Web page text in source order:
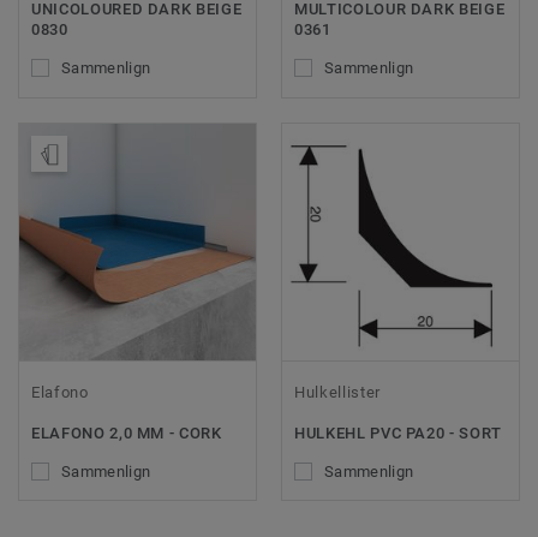
UNICOLOURED DARK BEIGE
0830
Sammenlign
MULTICOLOUR DARK BEIGE
0361
Sammenlign
Elafono
ELAFONO 2,0 MM - CORK
Sammenlign
Hulkellister
HULKEHL PVC PA20 - SORT
Sammenlign